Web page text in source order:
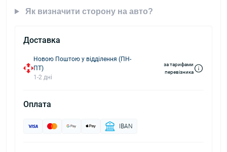
Як визначити сторону на авто?
Доставка
Новою Поштою у відділення (ПН-
ПТ)
1-2 дні
за тарифами
перевізника
Оплата
IBAN